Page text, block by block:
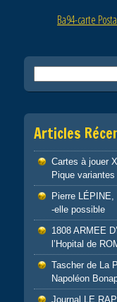
k
Ba94-carte
Articles
Cartes à jouer
Pique variantes
Pierre
-elle possible
1808 ARMEE
l’Hopital de
Tascher de La
Napoléon
Journal LE